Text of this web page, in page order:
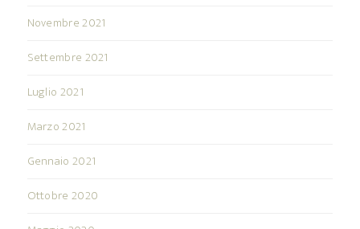
Novembre 2021
Settembre 2021
Luglio 2021
Marzo 2021
Gennaio 2021
Ottobre 2020